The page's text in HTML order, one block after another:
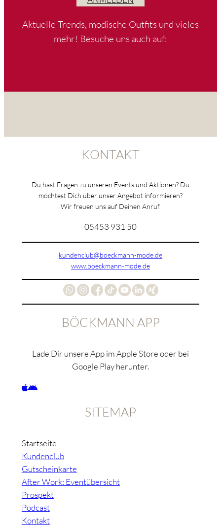
Aktuelle Trends, modische Outfits und vieles
mehr! Besuche uns auch auf:
KONTAKT
Du hast Fragen zu unseren Events und Aktionen? Du
möchtest Dich über unser Angebot informieren?
Wir freuen uns auf Deinen Anruf.
05453 931 50
kundenclub@boeckmann-mode.de
www.boeckmann-mode.de
BÖCKMANN APP
Lade Dir unsere App im Apple Store oder bei
Google Play herunter.
SITEMAP
Startseite
Kundenclub
Gutscheinkarte
After Work: Eventübersicht
Prospekt
Podcast
Kontakt